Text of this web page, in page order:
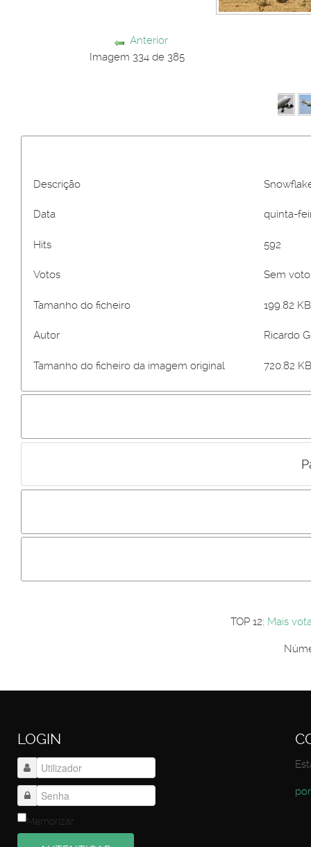
Anterior
Imagem 334 de 385
Descrição
Data quinta-
Hits 592
Votos Sem
Tamanho do ficheiro 199.82
Autor Ricardo
Tamanho do ficheiro da imagem original 720.82
Incluir imagem :
Os
Primeiro autentique-se...
TOP 12: Mais
LOGIN
Memorizar